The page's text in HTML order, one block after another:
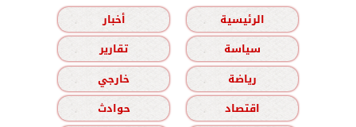
الرئيسية
أخبار
سياسة
تقارير
رياضة
خارجي
اقتصاد
حوادث